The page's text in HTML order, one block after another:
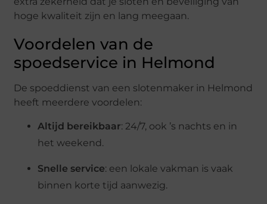
hoge kwaliteit zijn en lang meegaan.
Voordelen van de
spoedservice in Helmond
De spoeddienst van een slotenmaker in Helmond
heeft meerdere voordelen:
Altijd bereikbaar: 24/7, ook ’s nachts en in
het weekend.
Snelle service: een lokale vakman is vaak
binnen korte tijd aanwezig.